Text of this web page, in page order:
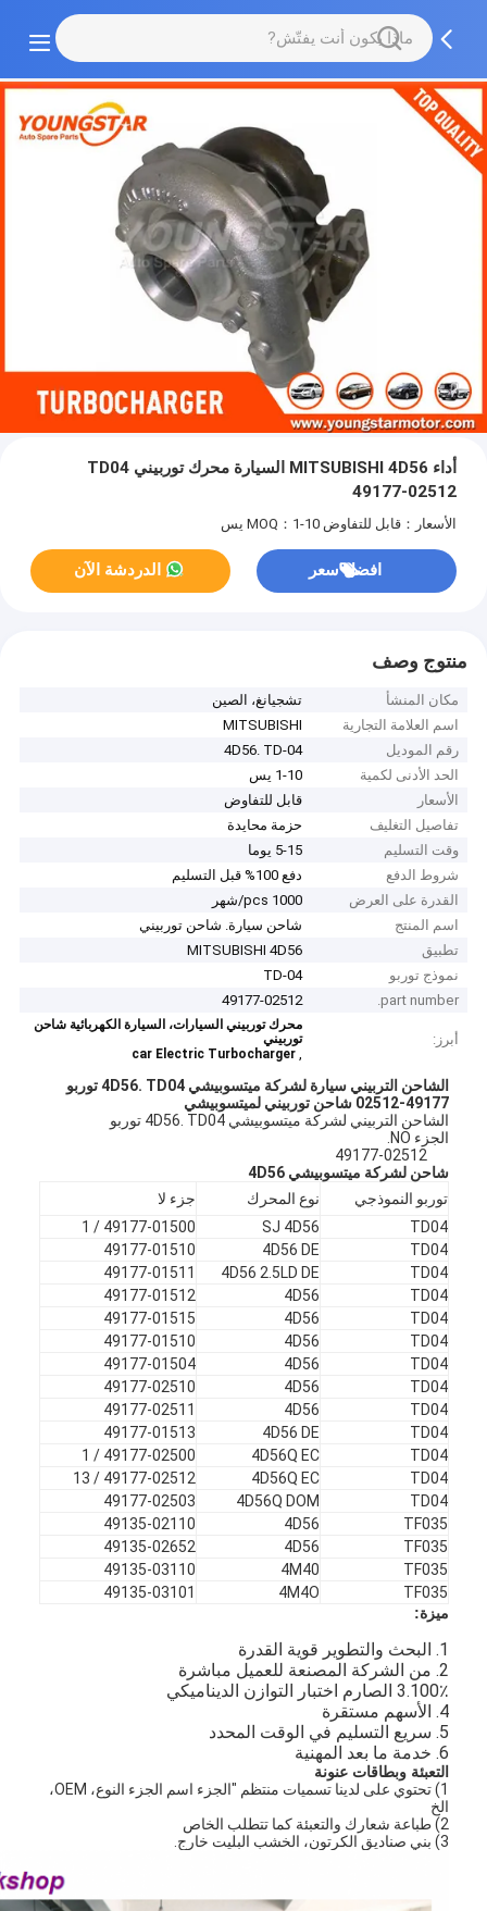
أداء MITSUBISHI 4D56 السيارة محرك توربيني TD04
49177-02512
الأسعار：قابل للتفاوض MOQ：1-10 يس
افضل سعر الدردشة الآن
منتوج وصف
مكان المنشأ
تشجيانغ، الصين
اسم العلامة التجارية
MITSUBISHI
رقم الموديل
4D56. TD-04
الحد الأدنى لكمية
1-10 يس
الأسعار
قابل للتفاوض
تفاصيل التغليف
حزمة محايدة
وقت التسليم
5-15 يوما
شروط الدفع
دفع 100% قبل التسليم
القدرة على العرض
1000 pcs/شهر
اسم المنتج
شاحن سيارة. شاحن توربيني
تطبيق
MITSUBISHI 4D56
نموذج توربو
TD-04
part number.
49177-02512
أبرز:
محرك توربيني السيارات، السيارة الكهربائية شاحن
توربيني
,
car Electric Turbocharger
الشاحن التربيني سيارة لشركة ميتسوبيشي 4D56.
TD04 توربو
49177-02512 شاحن توربيني لميتسوبيشي
الشاحن التربيني لشركة ميتسوبيشي 4D56. TD04 توربو
الجزء NO.
49177-02512
شاحن لشركة ميتسوبيشي 4D56
توربو النموذجي
نوع المحرك
جزء لا
TD04
SJ 4D56
49177-01500 / 1
TD04
4D56 DE
49177-01510
TD04
4D56 2.5LD DE
49177-01511
TD04
4D56
49177-01512
TD04
4D56
49177-01515
TD04
4D56
49177-01510
TD04
4D56
49177-01504
TD04
4D56
49177-02510
TD04
4D56
49177-02511
TD04
4D56 DE
49177-01513
TD04
4D56Q EC
49177-02500 / 1
TD04
4D56Q EC
49177-02512 / 13
TD04
4D56Q DOM
49177-02503
TF035
4D56
49135-02110
TF035
4D56
49135-02652
TF035
4M40
49135-03110
TF035
4M4O
49135-03101
ميزة:
1. البحث والتطوير قوية القدرة
2. من الشركة المصنعة للعميل مباشرة
3.100٪ الصارم اختبار التوازن الديناميكي
4. الأسهم مستقرة
5. سريع التسليم في الوقت المحدد
6. خدمة ما بعد المهنية
التعبئة وبطاقات عنونة
1) تحتوي على لدينا تسميات منتظم "الجزء اسم الجزء النوع، OEM،
الخ
2) طباعة شعارك والتعبئة كما تتطلب الخاص
3) بني صناديق الكرتون، الخشب البليت خارج.